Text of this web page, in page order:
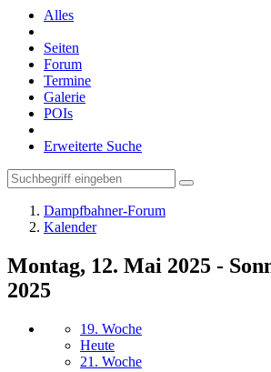
Alles
Seiten
Forum
Termine
Galerie
POIs
Erweiterte Suche
Dampfbahner-Forum
Kalender
Montag, 12. Mai 2025 -
2025
19. Woche
Heute
21. Woche